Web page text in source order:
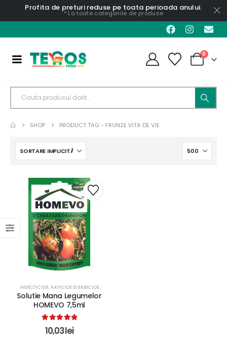
Profita de preturi reduse pe toata perioada anului.
* La toate categoriile de produse
0
SHOP PRODUCT TAG - FRUNZE VITA DE VIE
INSECTICIDE, RATICIDE SI ERBICIDE
Solutie Mana Legumelor
HOMEVO 7,5ml
5.00 out of 5
10,03lei